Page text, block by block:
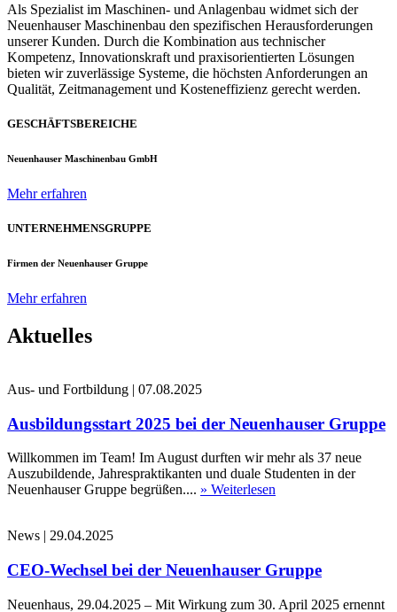
Als Spezialist im Maschinen- und Anlagenbau widmet sich der
Neuenhauser Maschinenbau den spezifischen Herausforderungen
unserer Kunden. Durch die Kombination aus technischer
Kompetenz, Innovationskraft und praxisorientierten Lösungen
bieten wir zuverlässige Systeme, die höchsten Anforderungen an
Qualität, Zeitmanagement und Kosteneffizienz gerecht werden.
GESCHÄFTSBEREICHE
Neuenhauser Maschinenbau GmbH
Mehr erfahren
UNTERNEHMENSGRUPPE
Firmen der Neuenhauser Gruppe
Mehr erfahren
Aktuelles
Aus- und Fortbildung | 07.08.2025
Ausbildungsstart 2025 bei der Neuenhauser Gruppe
Willkommen im Team! Im August durften wir mehr als 37 neue
Auszubildende, Jahrespraktikanten und duale Studenten in der
Neuenhauser Gruppe begrüßen.... » Weiterlesen
News | 29.04.2025
CEO-Wechsel bei der Neuenhauser Gruppe
Neuenhaus, 29.04.2025 – Mit Wirkung zum 30. April 2025 ernennt